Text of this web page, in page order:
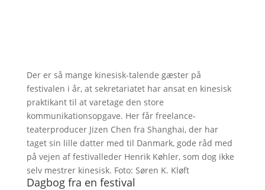
Der er så mange kinesisk-talende gæster på
festivalen i år, at sekretariatet har ansat en kinesisk
praktikant til at varetage den store
kommunikationsopgave. Her får freelance-
teaterproducer Jizen Chen fra Shanghai, der har
taget sin lille datter med til Danmark, gode råd med
på vejen af festivalleder Henrik Køhler, som dog ikke
selv mestrer kinesisk. Foto: Søren K. Kløft
Dagbog fra en festival